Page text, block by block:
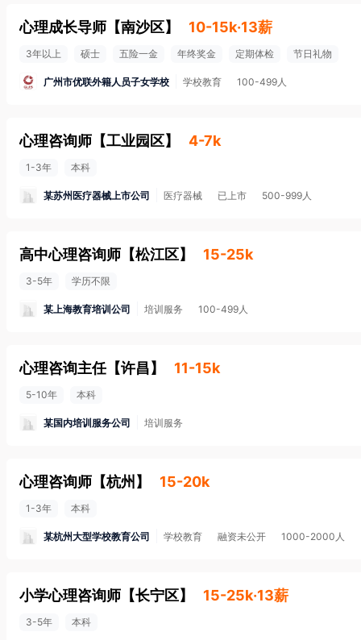
心理成长导师 【南沙区】 10-15k·13薪
3年以上 硕士 五险一金 年终奖金 定期体检 节日礼物
广州市优联外籍人员子女学校 学校教育 100-499人
心理咨询师 【工业园区】 4-7k
1-3年 本科
某苏州医疗器械上市公司 医疗器械 已上市 500-999人
高中心理咨询师 【松江区】 15-25k
3-5年 学历不限
某上海教育培训公司 培训服务 100-499人
心理咨询主任 【许昌】 11-15k
5-10年 本科
某国内培训服务公司 培训服务
心理咨询师 【杭州 】 15-20k
1-3年 本科
某杭州大型学校教育公司 学校教育 融资未公开 1000-2000人
小学心理咨询师 【长宁区】 15-25k·13薪
3-5年 本科